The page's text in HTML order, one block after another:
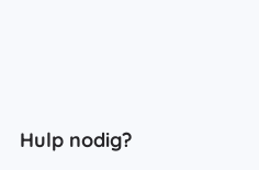
Hulp nodig?